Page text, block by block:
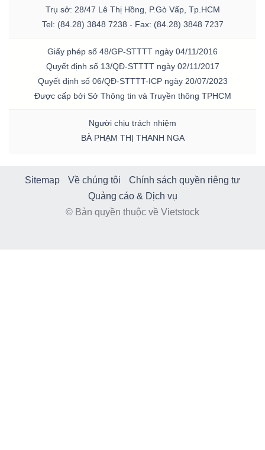
Trụ sở: 28/47 Lê Thị Hồng, P.Gò Vấp, Tp.HCM
Tel: (84.28) 3848 7238 - Fax: (84.28) 3848 7237
Giấy phép số 48/GP-STTTT ngày 04/11/2016
Quyết định số 13/QĐ-STTTT ngày 02/11/2017
Quyết định số 06/QĐ-STTTT-ICP ngày 20/07/2023
Được cấp bởi Sở Thông tin và Truyền thông TPHCM
Người chịu trách nhiệm
BÀ PHẠM THỊ THANH NGA
Sitemap Về chúng tôi
Chính sách quyền riêng tư
Quảng cáo & Dịch vụ
© Bản quyền thuộc về Vietstock